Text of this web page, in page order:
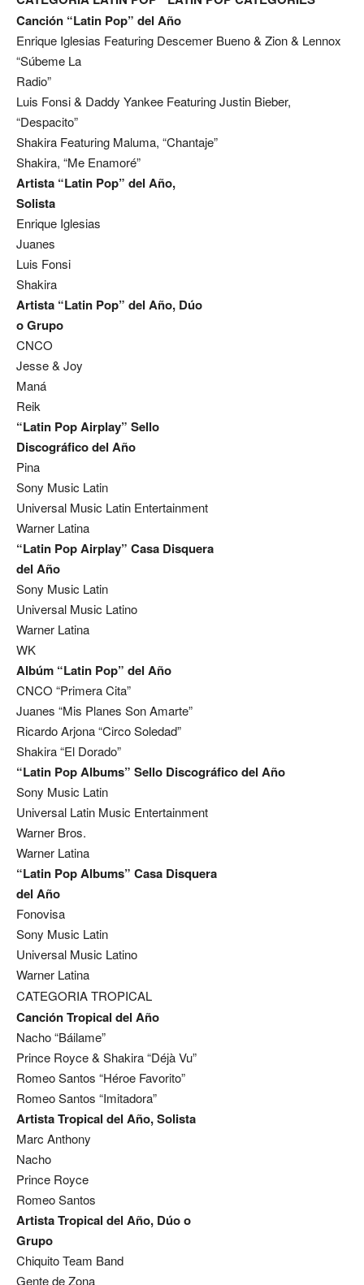
Canción “Latin Pop” del Año
Enrique Iglesias Featuring Descemer Bueno & Zion & Lennox
“Súbeme La
Radio”
Luis Fonsi & Daddy Yankee Featuring Justin Bieber,
“Despacito”
Shakira Featuring Maluma, “Chantaje”
Shakira, “Me Enamoré”
Artista “Latin Pop” del Año,
Solista
Enrique Iglesias
Juanes
Luis Fonsi
Shakira
Artista “Latin Pop” del Año, Dúo
o Grupo
CNCO
Jesse & Joy
Maná
Reik
“Latin Pop Airplay” Sello
Discográfico del Año
Pina
Sony Music Latin
Universal Music Latin Entertainment
Warner Latina
“Latin Pop Airplay” Casa Disquera
del Año
Sony Music Latin
Universal Music Latino
Warner Latina
WK
Albúm “Latin Pop” del Año
CNCO “Primera Cita”
Juanes “Mis Planes Son Amarte”
Ricardo Arjona “Circo Soledad”
Shakira “El Dorado”
“Latin Pop Albums” Sello Discográfico del Año
Sony Music Latin
Universal Latin Music Entertainment
Warner Bros.
Warner Latina
“Latin Pop Albums” Casa Disquera
del Año
Fonovisa
Sony Music Latin
Universal Music Latino
Warner Latina
CATEGORIA TROPICAL
Canción Tropical del Año
Nacho “Báilame”
Prince Royce & Shakira “Déjà Vu”
Romeo Santos “Héroe Favorito”
Romeo Santos “Imitadora”
Artista Tropical del Año, Solista
Marc Anthony
Nacho
Prince Royce
Romeo Santos
Artista Tropical del Año, Dúo o
Grupo
Chiquito Team Band
Gente de Zona